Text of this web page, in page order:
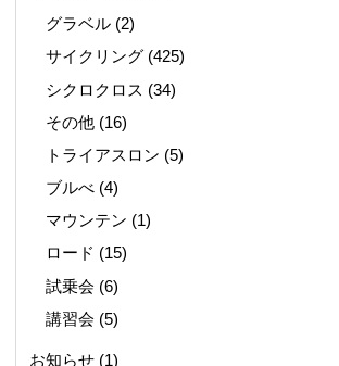
グラベル (2)
サイクリング (425)
シクロクロス (34)
その他 (16)
トライアスロン (5)
ブルべ (4)
マウンテン (1)
ロード (15)
試乗会 (6)
講習会 (5)
お知らせ(1)